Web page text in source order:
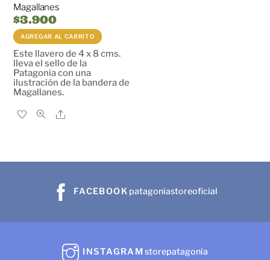
Magallanes
$3.900
AGREGAR AL CARRITO
Este llavero de 4 x 8 cms.
lleva el sello de la
Patagonia con una
ilustración de la bandera de
Magallanes.
Share
FACEBOOK patagoniastoreoficial
INSTAGRAMstorepatagonia